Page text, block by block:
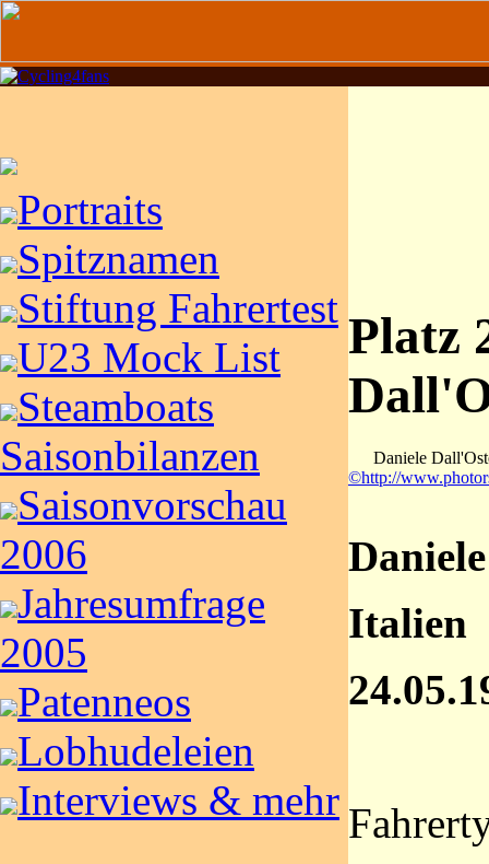
Portraits
Spitznamen
Stiftung Fahrertest
U23 Mock List
Steamboats
Saisonbilanzen
Saisonvorschau
2006
Jahresumfrage
2005
Patenneos
Lobhudeleien
Interviews & mehr
Platz
Daniele
©http://
Italien